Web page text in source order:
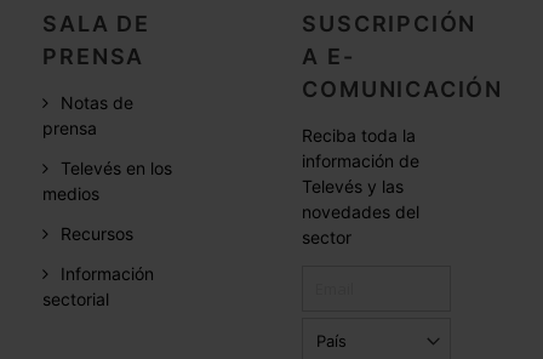
SALA DE
PRENSA
Notas de
prensa
Televés en los
medios
Recursos
Información
sectorial
SUSCRIPCIÓN
A E-
COMUNICACIÓN
Reciba toda la
información de
Televés y las
novedades del
sector